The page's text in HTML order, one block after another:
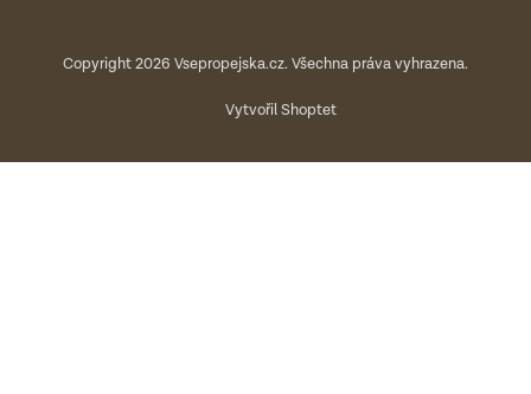
Vytvořil Shoptet
Copyright 2026 Vsepropejska.cz. Všechna práva vyhrazena.